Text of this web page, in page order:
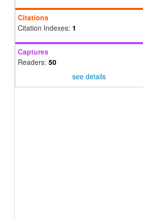
Citations
Citation Indexes: 1
Captures
Readers: 50
see details